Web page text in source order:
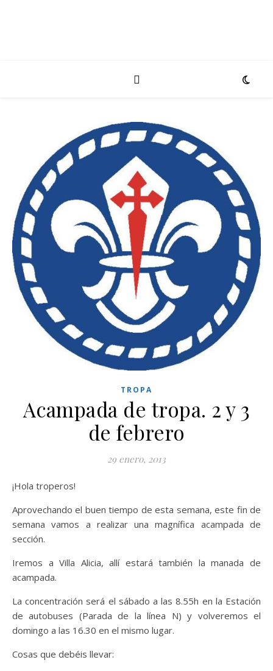
TROPA
Acampada de tropa. 2 y 3
de febrero
29 enero, 2013
¡Hola troperos!
Aprovechando el buen tiempo de esta semana, este fin de
semana vamos a realizar una magnífica acampada de
sección.
Iremos a Villa Alicia, allí estará también la manada de
acampada.
La concentración será el sábado a las 8.55h en la Estación
de autobuses (Parada de la línea N) y volveremos el
domingo a las 16.30 en el mismo lugar.
Cosas que debéis llevar: